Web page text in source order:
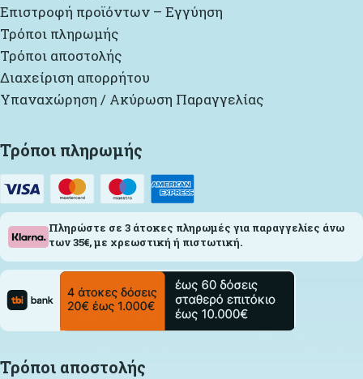
Επιστροφή προϊόντων – Εγγύηση
Τρόποι πληρωμής
Τρόποι αποστολής
Διαχείριση απορρήτου
Υπαναχώρηση / Ακύρωση Παραγγελίας
Τρόποι πληρωμής
Πληρώστε σε 3 άτοκες πληρωμές για παραγγελίες άνω
των 35€, με χρεωστική ή πιστωτική.
Τρόποι αποστολής